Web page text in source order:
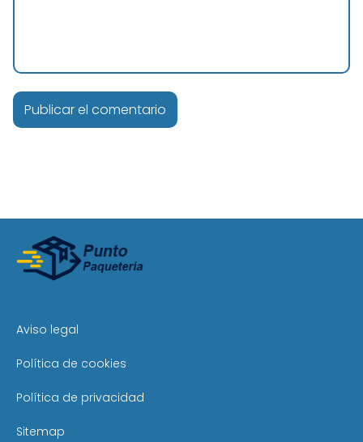
Aviso legal
Política de cookies
Política de privacidad
Sitemap